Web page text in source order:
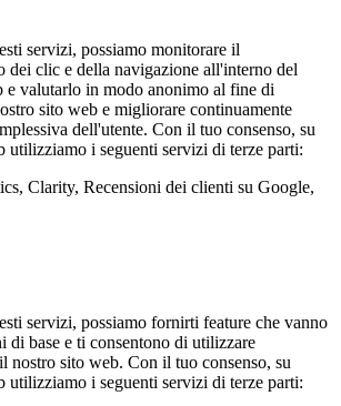
servizi, possiamo monitorare il
dei clic e della navigazione all'interno del
e valutarlo in modo anonimo al fine di
sito web e migliorare continuamente
dell'utente. Con il tuo consenso, su
utilizziamo i seguenti servizi di terze parti:
Clarity, Recensioni dei clienti su Google,
servizi, possiamo fornirti feature che vanno
di base e ti consentono di utilizzare
nostro sito web. Con il tuo consenso, su
utilizziamo i seguenti servizi di terze parti: